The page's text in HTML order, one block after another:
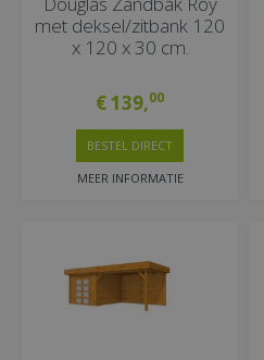
met deksel/zitbank 120
x 120 x 30 cm.
€139,00
MEER INFORMATIE
BESTEL DIRECT